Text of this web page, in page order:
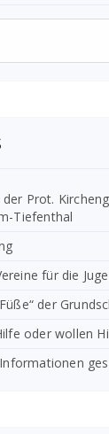
Prot.
Tiefenthal
für die
der
oder wollen